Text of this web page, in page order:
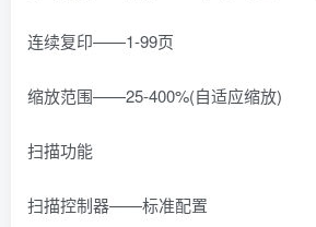
连续复印——1-99页
缩放范围——25-400%(自适应缩放)
扫描功能
扫描控制器——标准配置